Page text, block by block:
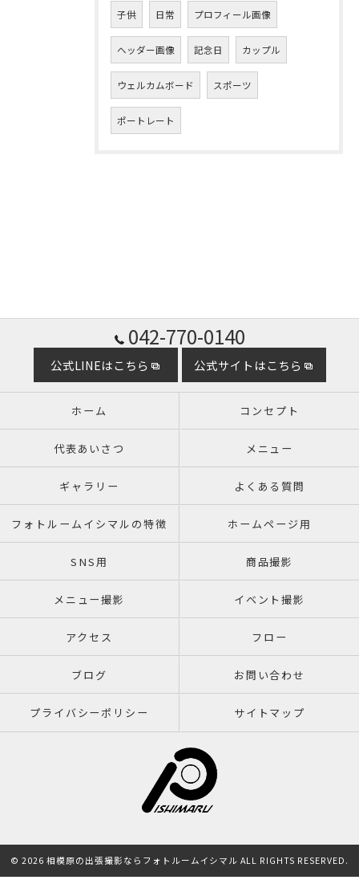
子供 日常 プロフィール画像
ヘッダー画像 記念日 カップル
ウェルカムボード スポーツ
ポートレート
042-770-0140
公式LINEはこちら 公式サイトはこちら
ホーム コンセプト
代表あいさつ メニュー
ギャラリー よくある質問
フォトルームイシマルの特徴 ホームページ用
SNS用 商品撮影
メニュー撮影 イベント撮影
アクセス フロー
ブログ お問い合わせ
プライバシーポリシー サイトマップ
© 2026 相模原の出張撮影ならフォトルームイシマル ALL RIGHTS RESERVED.